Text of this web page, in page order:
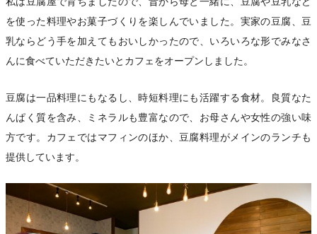
を使った料理やお菓子づくりを楽しんでいました。実家の豆腐、豆
乳ならどう手を加えてもおいしかったので、いろいろな形でみなさ
んに食べていただきたいとカフェをオープンしました。
豆腐は一品料理にもなるし、時短料理にも活躍する食材。良質なた
んぱく質を含み、ミネラルも豊富なので、お母さんや女性の強い味
方です。カフェではマフィンのほか、豆腐料理がメインのランチも
提供しています。